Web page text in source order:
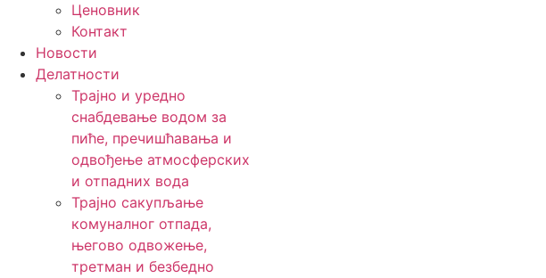
Ценовник
Контакт
Новости
Делатности
Трајно и уредно
снабдевање водом за
пиће, пречишћавања и
одвођење атмосферских
и отпадних вода
Трајно сакупљање
комуналног отпада,
његово одвожење,
третман и безбедно